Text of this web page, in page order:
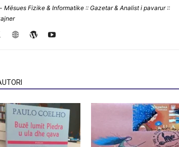
- Mësues Fizike & Informatike :: Gazetar & Analist i pavarur ::